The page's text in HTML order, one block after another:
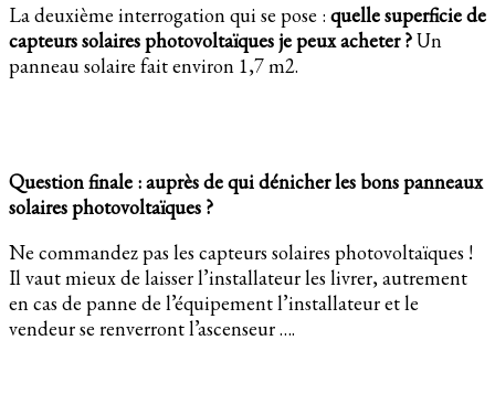
La deuxième interrogation qui se pose : quelle superficie de
capteurs solaires photovoltaïques je peux acheter ?Un
panneau solaire fait environ 1,7 m2.
Question finale : auprès de qui dénicher les bons panneaux
solaires photovoltaïques ?
Ne commandez pas les capteurs solaires photovoltaïques !
Il vaut mieux de laisser l’installateur les livrer, autrement
en cas de panne de l’équipement l’installateur et le
vendeur se renverront l’ascenseur ….